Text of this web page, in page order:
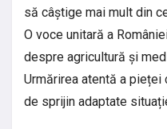
să câștige mai mult din
O voce unitară a
despre agricultură și
Urmărirea atentă a
de sprijin adaptate